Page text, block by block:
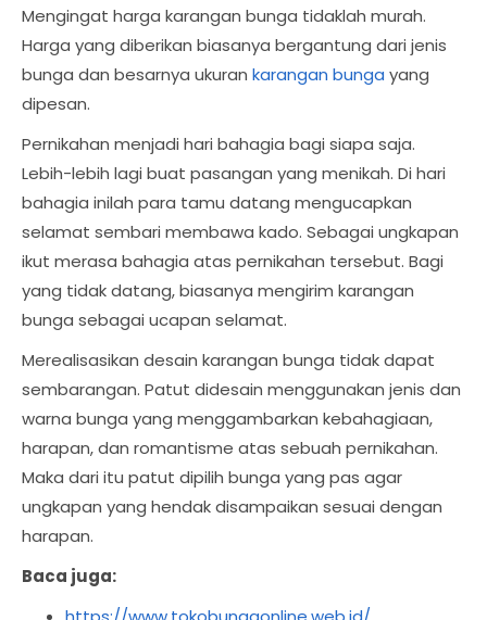
Mengingat harga karangan bunga tidaklah murah.
Harga yang diberikan biasanya bergantung dari jenis
bunga dan besarnya ukuran karangan bunga yang
dipesan.
Pernikahan menjadi hari bahagia bagi siapa saja.
Lebih-lebih lagi buat pasangan yang menikah. Di hari
bahagia inilah para tamu datang mengucapkan
selamat sembari membawa kado. Sebagai ungkapan
ikut merasa bahagia atas pernikahan tersebut. Bagi
yang tidak datang, biasanya mengirim karangan
bunga sebagai ucapan selamat.
Merealisasikan desain karangan bunga tidak dapat
sembarangan. Patut didesain menggunakan jenis dan
warna bunga yang menggambarkan kebahagiaan,
harapan, dan romantisme atas sebuah pernikahan.
Maka dari itu patut dipilih bunga yang pas agar
ungkapan yang hendak disampaikan sesuai dengan
harapan.
Baca juga: